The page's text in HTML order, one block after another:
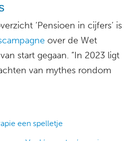
‘Pensioen in cijfers’ is
over de Wet
start gegaan. “In 2023 ligt
van mythes rondom
een spelletje